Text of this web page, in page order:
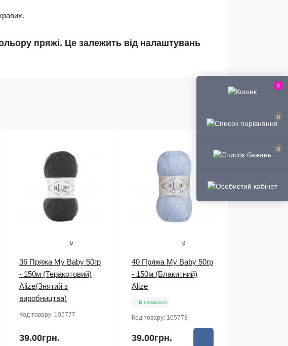
0
0
0
пряжі. Це залежить від налаштувань
0
36 Пряжа My Baby 50гр
- 150м (Теракотовий)
Alize(Знятий з
виробництва)
Код товару: 105777
39.00грн.
0
40 Пряжа My Baby 50гр
- 150м (Блакитний)
Alize
В наявності
Код товару: 105778
39.00грн.